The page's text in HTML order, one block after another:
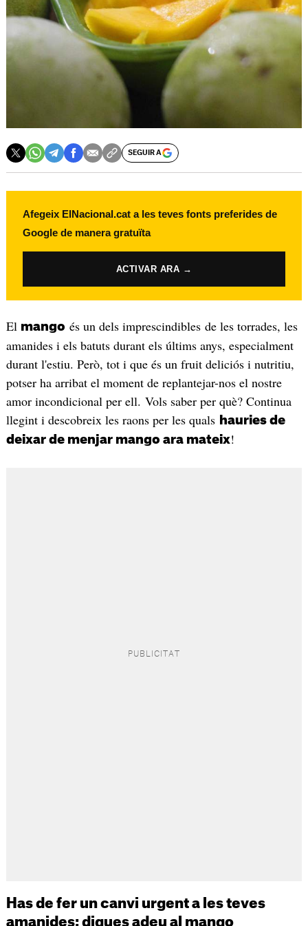
SEGUIR A
Afegeix ElNacional.cat a les teves fonts preferides de
Google de manera gratuïta
ACTIVAR ARA →
El mango és un dels imprescindibles de les torrades, les
amanides i els batuts durant els últims anys, especialment
durant l'estiu. Però, tot i que és un fruit deliciós i nutritiu,
potser ha arribat el moment de replantejar-nos el nostre
amor incondicional per ell. Vols saber per què? Continua
llegint i descobreix les raons per les quals hauries de
deixar de menjar mango ara mateix!
Has de fer un canvi urgent a les teves
amanides: digues adeu al mango